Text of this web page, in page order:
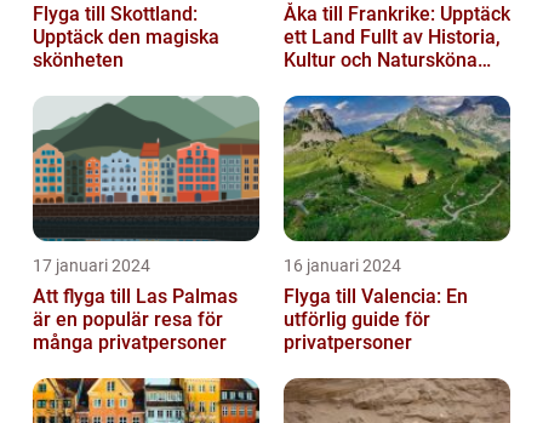
Flyga till Skottland:
Upptäck den magiska
skönheten
Åka till Frankrike: Upptäck
ett Land Fullt av Historia,
Kultur och Natursköna
17 januari 2024
Att flyga till Las Palmas
är en populär resa för
många privatpersoner
16 januari 2024
Flyga till Valencia: En
utförlig guide för
privatpersoner